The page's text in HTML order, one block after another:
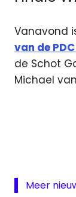
Vanavond
van de
de Schot
Michael
kijkcijfers
Meer